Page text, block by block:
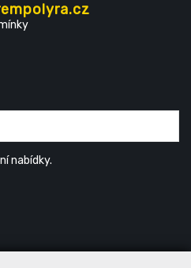
nabídky.